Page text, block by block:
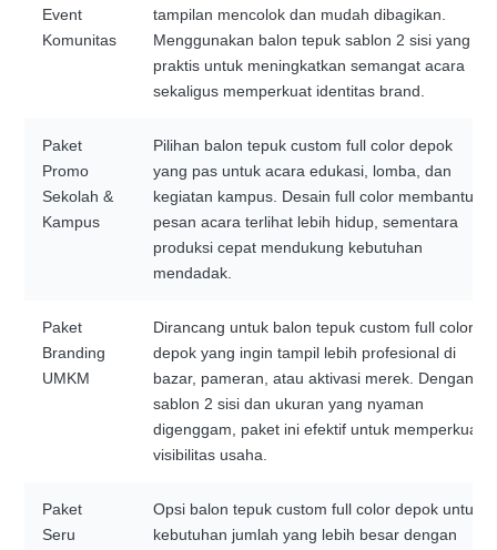
Event
Komunitas
tampilan mencolok dan mudah dibagikan.
Menggunakan balon tepuk sablon 2 sisi yang
praktis untuk meningkatkan semangat acara
sekaligus memperkuat identitas brand.
Paket
Promo
Sekolah &
Kampus
Pilihan balon tepuk custom full color depok
yang pas untuk acara edukasi, lomba, dan
kegiatan kampus. Desain full color membantu
pesan acara terlihat lebih hidup, sementara
produksi cepat mendukung kebutuhan
mendadak.
Paket
Branding
UMKM
Dirancang untuk balon tepuk custom full color
depok yang ingin tampil lebih profesional di
bazar, pameran, atau aktivasi merek. Dengan
sablon 2 sisi dan ukuran yang nyaman
digenggam, paket ini efektif untuk memperkuat
visibilitas usaha.
Paket
Seru
Opsi balon tepuk custom full color depok untuk
kebutuhan jumlah yang lebih besar dengan